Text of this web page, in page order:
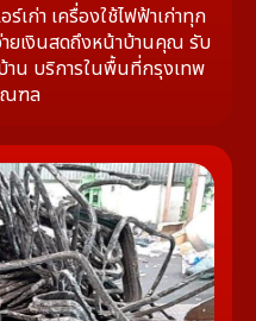
เก่า เครื่องใช้ไฟฟ้าเก่าทุก
ยเงินสดถึงหน้าบ้านคุณ รับ
าน บริการในพื้นที่กรุงเทพ
ณฑล